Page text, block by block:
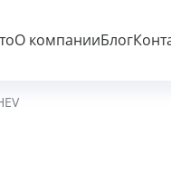
О компанииБлог